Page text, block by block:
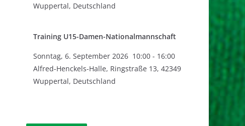
Wuppertal, Deutschland
Training U15-Damen-Nationalmannschaft
Sonntag, 6. September 2026 10:00 - 16:00
Alfred-Henckels-Halle, Ringstraße 13, 42349
Wuppertal, Deutschland